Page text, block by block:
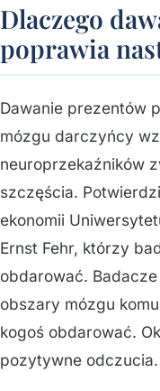
Dlaczego
poprawia
Dawanie prezentów
mózgu darczyńcy
neuroprzekaźników
szczęścia.
ekonomii
Ernst Fehr, którzy
obdarować.
obszary mózgu
kogoś obdarować.
pozytywne odczucia.